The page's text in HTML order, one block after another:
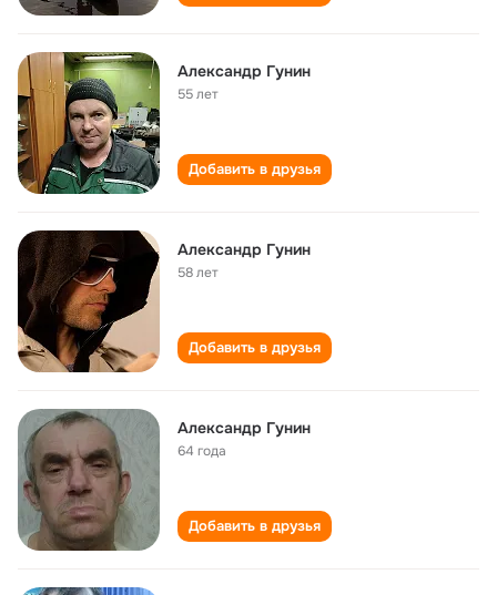
Александр Гунин
55 лет
Добавить в друзья
Александр Гунин
58 лет
Добавить в друзья
Александр Гунин
64 года
Добавить в друзья